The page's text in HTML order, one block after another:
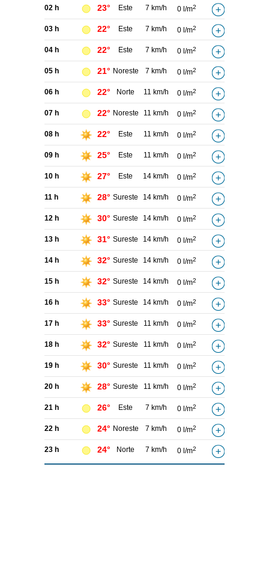
02 h 23° Este 7 km/h 0 l/m2
03 h 22° Este 7 km/h 0 l/m2
04 h 22° Este 7 km/h 0 l/m2
05 h 21° Noreste 7 km/h 0 l/m2
06 h 22° Norte 11 km/h 0 l/m2
07 h 22° Noreste 11 km/h 0 l/m2
08 h 22° Este 11 km/h 0 l/m2
09 h 25° Este 11 km/h 0 l/m2
10 h 27° Este 14 km/h 0 l/m2
11 h 28° Sureste 14 km/h 0 l/m2
12 h 30° Sureste 14 km/h 0 l/m2
13 h 31° Sureste 14 km/h 0 l/m2
14 h 32° Sureste 14 km/h 0 l/m2
15 h 32° Sureste 14 km/h 0 l/m2
16 h 33° Sureste 14 km/h 0 l/m2
17 h 33° Sureste 11 km/h 0 l/m2
18 h 32° Sureste 11 km/h 0 l/m2
19 h 30° Sureste 11 km/h 0 l/m2
20 h 28° Sureste 11 km/h 0 l/m2
21 h 26° Este 7 km/h 0 l/m2
22 h 24° Noreste 7 km/h 0 l/m2
23 h 24° Norte 7 km/h 0 l/m2